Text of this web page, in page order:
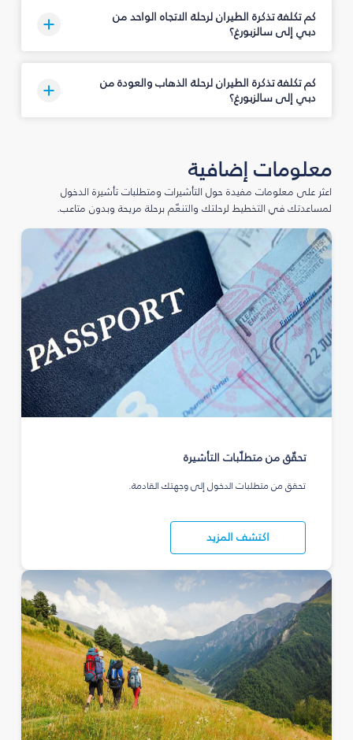
كم تكلفة تذكرة الطيران لرحلة الاتجاه الواحد من
دبي إلى سالزبورغ؟
كم تكلفة تذكرة الطيران لرحلة الذهاب والعودة من
دبي إلى سالزبورغ؟
معلومات إضافية
اعثر على معلومات مفيدة حول التأشيرات ومتطلبات تأشيرة الدخول
لمساعدتك في التخطيط لرحلتك والتنعّم برحلة مريحة وبدون متاعب.
تحقّق من متطلّبات التأشيرة
تحقق من متطلبات الدخول إلى وجهتك القادمة.
اكتشف المزيد